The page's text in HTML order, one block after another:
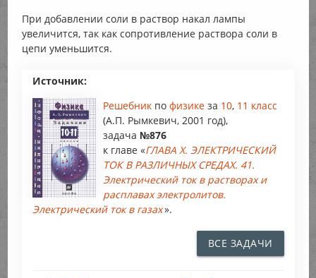
При добавлении соли в раствор накал лампы
увеличится, так как сопротивление раствора соли в
цепи уменьшится.
Источник:
Решебник по физике за 10, 11 класс
(А.П. Рымкевич, 2001 год),
задача №876
к главе «ГЛАВА X. ЭЛЕКТРИЧЕСКИЙ
ТОК В РАЗЛИЧНЫХ СРЕДАХ. 41.
Электрический ток в растворах и
расплавах электролитов.
Электрический ток в газах».
ВСЕ ЗАДАЧИ